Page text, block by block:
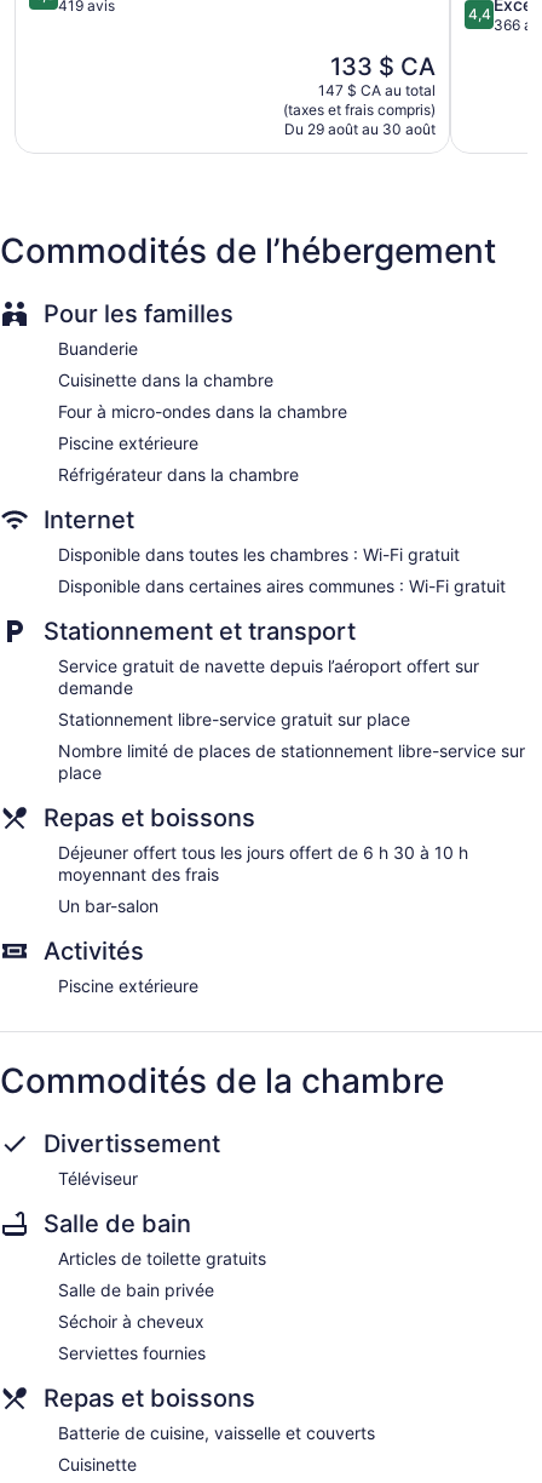
L'entretien ménager est assuré tous les jours.
sur 419 avis
Le
prix
est
de
133 $ CA
133 $ CA
147 $ CA au total
(taxes et frais compris)
Du 29 août au 30 août
sur
4,4
366
Commodités de l’hébergement
Pour les familles
Buanderie
Cuisinette dans la chambre
Four à micro-ondes dans la chambre
Piscine extérieure
Réfrigérateur dans la chambre
Internet
Disponible dans toutes les chambres : Wi-Fi gratuit
Disponible dans certaines aires communes : Wi-Fi gratuit
Stationnement et transport
Service gratuit de navette depuis l’aéroport offert sur
demande
Stationnement libre-service gratuit sur place
Nombre limité de places de stationnement libre-service sur
place
Repas et boissons
Déjeuner offert tous les jours offert de 6 h 30 à 10 h
moyennant des frais
Un bar-salon
Activités
Piscine extérieure
Commodités de la chambre
Divertissement
Téléviseur
Salle de bain
Articles de toilette gratuits
Salle de bain privée
Séchoir à cheveux
Serviettes fournies
Repas et boissons
Batterie de cuisine, vaisselle et couverts
Cuisinette